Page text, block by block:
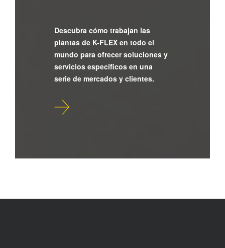
Descubra cómo trabajan las
plantas de K-FLEX en todo el
mundo para ofrecer soluciones y
servicios específicos en una
serie de mercados y clientes.